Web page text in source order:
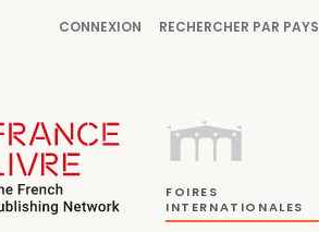
CONNEXION RECHERCHER PAR PAYS
FOIRES
INTERNATIONALES